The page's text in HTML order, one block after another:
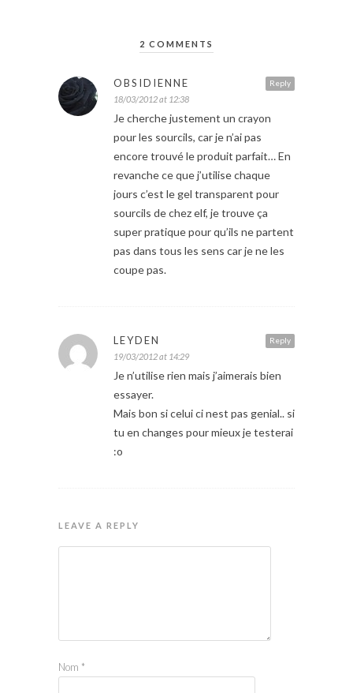
2 COMMENTS
Reply
OBSIDIENNE
18/03/2012 at 12:38
Je cherche justement un crayon
pour les sourcils, car je n’ai pas
encore trouvé le produit parfait… En
revanche ce que j’utilise chaque
jours c’est le gel transparent pour
sourcils de chez elf, je trouve ça
super pratique pour qu’ils ne partent
pas dans tous les sens car je ne les
coupe pas.
Reply
LEYDEN
19/03/2012 at 14:29
Je n’utilise rien mais j’aimerais bien
essayer.
Mais bon si celui ci nest pas genial.. si
tu en changes pour mieux je testerai
:o
LEAVE A REPLY
Nom *